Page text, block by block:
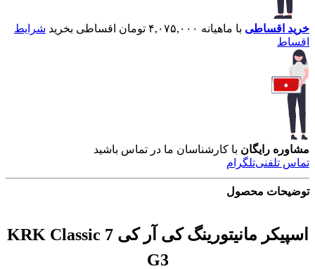
خرید اقساطی با ماهیانه ۴,۰۷۵,۰۰۰ تومان اقساطی بخرید
شرایط
اقساط
مشاوره رایگان با کارشناسان ما در تماس باشید
تماس تلفنیتلگرام
توضیحات محصول
اسپیکر مانیتورینگ کی آر کی KRK Classic 7
G3